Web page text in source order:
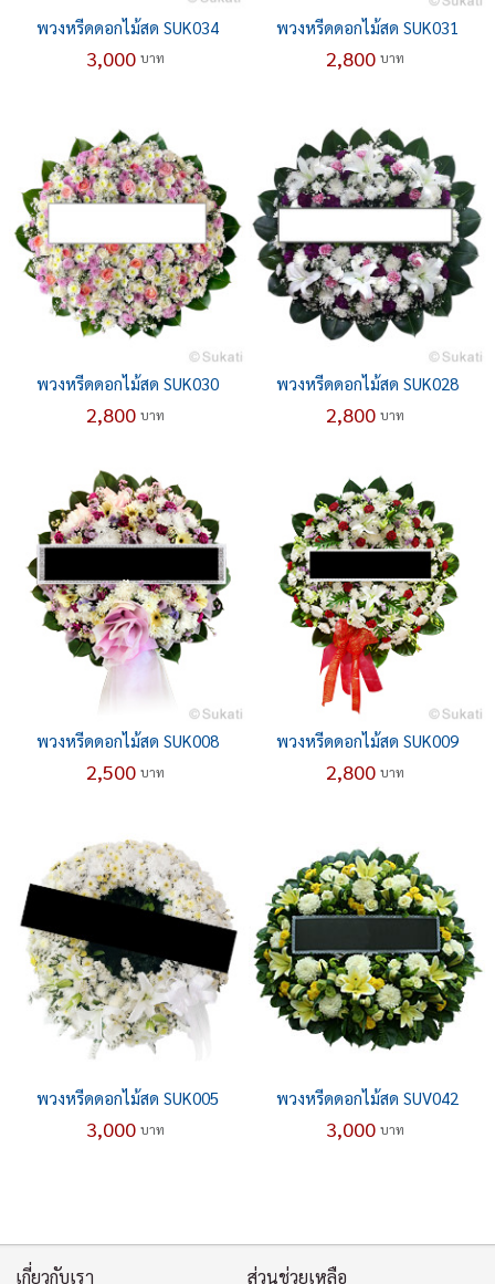
พวงหรีดดอกไม้สด SUK034
3,000 บาท
พวงหรีดดอกไม้สด SUK031
2,800 บาท
พวงหรีดดอกไม้สด SUK030
2,800 บาท
พวงหรีดดอกไม้สด SUK028
2,800 บาท
พวงหรีดดอกไม้สด SUK008
2,500 บาท
พวงหรีดดอกไม้สด SUK009
2,800 บาท
พวงหรีดดอกไม้สด SUK005
3,000 บาท
พวงหรีดดอกไม้สด SUV042
3,000 บาท
เกี่ยวกับเรา ส่วนช่วยเหลือ